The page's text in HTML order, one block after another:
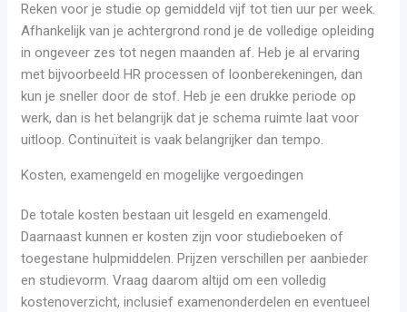
Reken voor je studie op gemiddeld vijf tot tien uur per week.
Afhankelijk van je achtergrond rond je de volledige opleiding
in ongeveer zes tot negen maanden af. Heb je al ervaring
met bijvoorbeeld HR processen of loonberekeningen, dan
kun je sneller door de stof. Heb je een drukke periode op
werk, dan is het belangrijk dat je schema ruimte laat voor
uitloop. Continuïteit is vaak belangrijker dan tempo.
Kosten, examengeld en mogelijke vergoedingen
De totale kosten bestaan uit lesgeld en examengeld.
Daarnaast kunnen er kosten zijn voor studieboeken of
toegestane hulpmiddelen. Prijzen verschillen per aanbieder
en studievorm. Vraag daarom altijd om een volledig
kostenoverzicht, inclusief examenonderdelen en eventueel